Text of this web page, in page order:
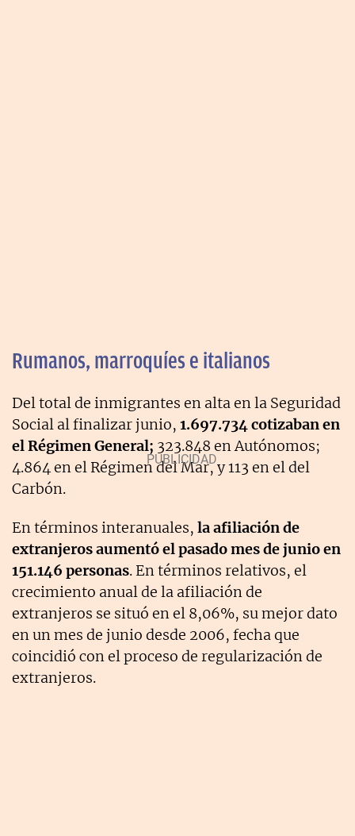
Rumanos, marroquíes e italianos
Del total de inmigrantes en alta en la Seguridad
Social al finalizar junio, 1.697.734 cotizaban en
el Régimen General; 323.848 en Autónomos;
4.864 en el Régimen del Mar, y 113 en el del
Carbón.
En términos interanuales, la afiliación de
extranjeros aumentó el pasado mes de junio en
151.146 personas. En términos relativos, el
crecimiento anual de la afiliación de
extranjeros se situó en el 8,06%, su mejor dato
en un mes de junio desde 2006, fecha que
coincidió con el proceso de regularización de
extranjeros.